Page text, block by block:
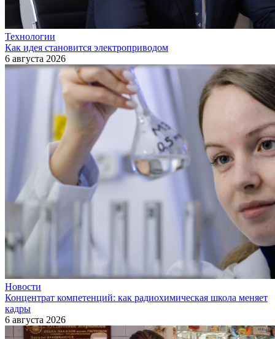
Технологии
Как идея становится электроприводом
6 августа 2026
Новости
Концентрат компетенций: как радиохимическая школа меняет
кадры
6 августа 2026